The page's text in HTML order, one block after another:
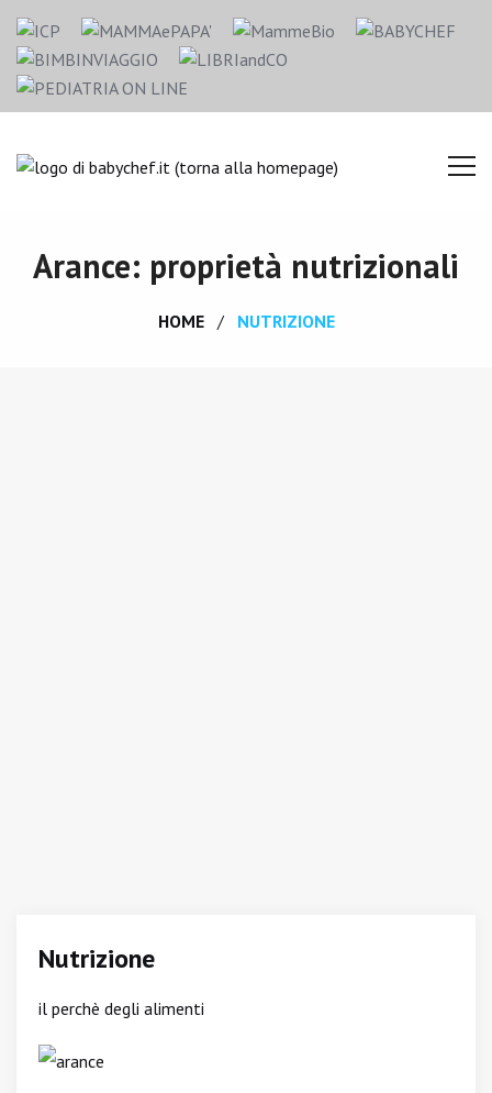
Arance: proprietà nutrizionali
HOME NUTRIZIONE
Nutrizione
il perchè degli alimenti